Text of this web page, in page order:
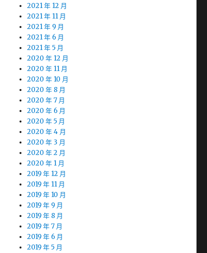
2021 年 12 月
2021 年 11 月
2021 年 9 月
2021 年 6 月
2021 年 5 月
2020 年 12 月
2020 年 11 月
2020 年 10 月
2020 年 8 月
2020 年 7 月
2020 年 6 月
2020 年 5 月
2020 年 4 月
2020 年 3 月
2020 年 2 月
2020 年 1 月
2019 年 12 月
2019 年 11 月
2019 年 10 月
2019 年 9 月
2019 年 8 月
2019 年 7 月
2019 年 6 月
2019 年 5 月